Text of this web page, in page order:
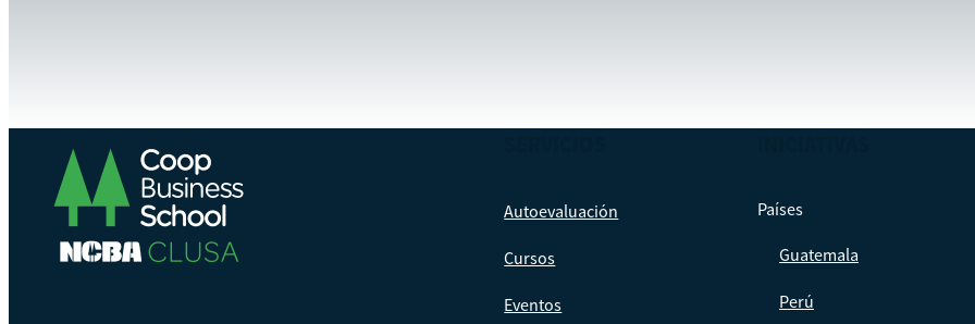
Autoevaluación
Cursos
Eventos
Países
Guatemala
Perú